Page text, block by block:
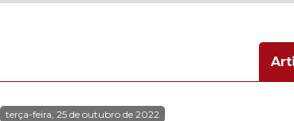
terça-feira, 25 de outubro de 2022